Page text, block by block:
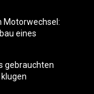
Motorwechsel:
eines
gebrauchten